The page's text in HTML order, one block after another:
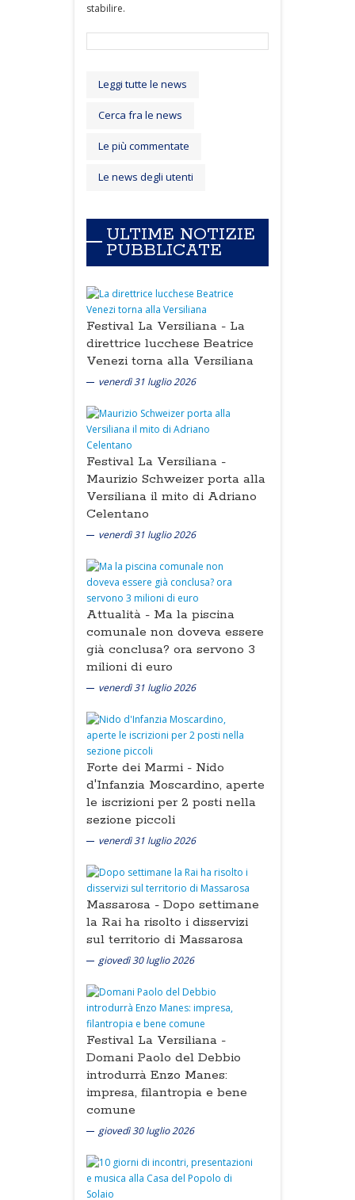
stabilire.
Leggi tutte le news
Cerca fra le news
Le più commentate
Le news degli utenti
ULTIME NOTIZIE
PUBBLICATE
Festival La Versiliana - La
direttrice lucchese Beatrice
Venezi torna alla Versiliana
venerdì 31 luglio 2026
Festival La Versiliana -
Maurizio Schweizer porta alla
Versiliana il mito di Adriano
Celentano
venerdì 31 luglio 2026
Attualità - Ma la piscina
comunale non doveva essere
già conclusa? ora servono 3
milioni di euro
venerdì 31 luglio 2026
Forte dei Marmi - Nido
d'Infanzia Moscardino, aperte
le iscrizioni per 2 posti nella
sezione piccoli
venerdì 31 luglio 2026
Massarosa - Dopo settimane
la Rai ha risolto i disservizi
sul territorio di Massarosa
giovedì 30 luglio 2026
Festival La Versiliana -
Domani Paolo del Debbio
introdurrà Enzo Manes:
impresa, filantropia e bene
comune
giovedì 30 luglio 2026